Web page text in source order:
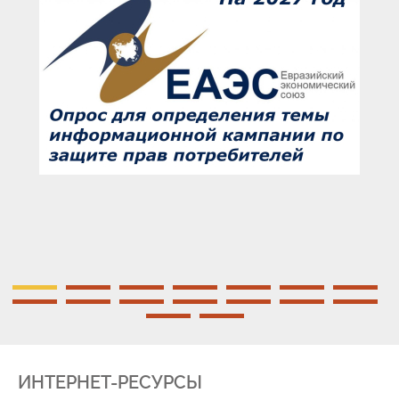
ИНТЕРНЕТ-РЕСУРСЫ